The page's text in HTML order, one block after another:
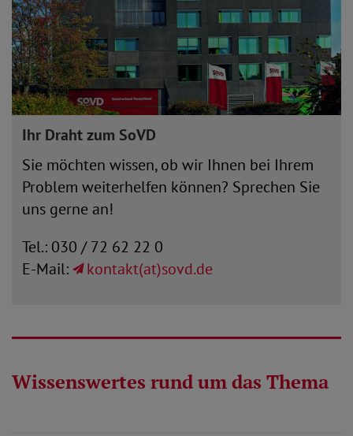
Ihr Draht zum SoVD
Sie möchten wissen, ob wir Ihnen bei Ihrem
Problem weiterhelfen können? Sprechen Sie
uns gerne an!
Tel.: 030 / 72 62 22 0
E-Mail:
kontakt(at)sovd.de
Wissenswertes rund um das Thema